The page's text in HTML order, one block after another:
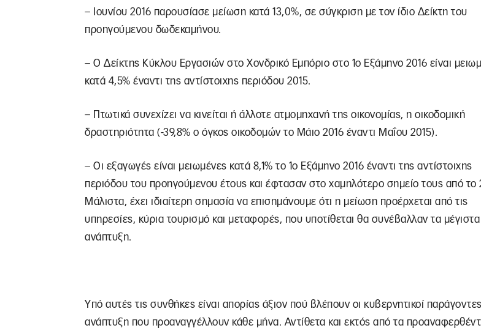
– Ιουνίου 2016 παρουσίασε μείωση κατά 13,0%, σε σύγκριση με τον ίδιο Δείκτη του
προηγούμενου δωδεκαμήνου.
– Ο Δείκτης Κύκλου Εργασιών στο Χονδρικό Εμπόριο στο 1ο Εξάμηνο 2016 είναι
κατά 4,5% έναντι της αντίστοιχης περιόδου 2015.
– Πτωτικά συνεχίζει να κινείται ή άλλοτε ατμομηχανή της οικονομίας, η οικοδομική
δραστηριότητα (-39,8% ο όγκος οικοδομών το Μάιο 2016 έναντι Μαΐου 2015).
– Οι εξαγωγές είναι μειωμένες κατά 8,1% το 1ο Εξάμηνο 2016 έναντι της αντίστοιχης
περιόδου του προηγούμενου έτους και έφτασαν στο χαμηλότερο σημείο τους από το
Μάλιστα, έχει ιδιαίτερη σημασία να επισημάνουμε ότι η μείωση προέρχεται από τις
υπηρεσίες, κύρια τουρισμό και μεταφορές, που υποτίθεται θα συνέβαλλαν τα
ανάπτυξη.
Υπό αυτές τις συνθήκες είναι απορίας άξιον πού βλέπουν οι κυβερνητικοί
ανάπτυξη που προαναγγέλλουν κάθε μήνα. Αντίθετα και εκτός από τα